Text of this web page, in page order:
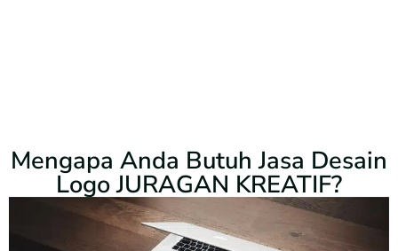
Mengapa Anda Butuh Jasa Desain
Logo JURAGAN KREATIF?